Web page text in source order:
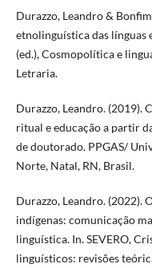
Durazzo, Leandro &
etnolinguística das línguas
(ed.), Cosmopolítica e
Letraria.
Durazzo, Leandro. (2019).
ritual e educação a partir
de doutorado. PPGAS/
Norte, Natal, RN, Brasil.
Durazzo, Leandro. (2022).
indígenas: comunicação
linguística. In. SEVERO,
linguísticos: revisões